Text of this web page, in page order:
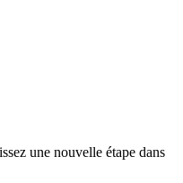
une nouvelle étape dans